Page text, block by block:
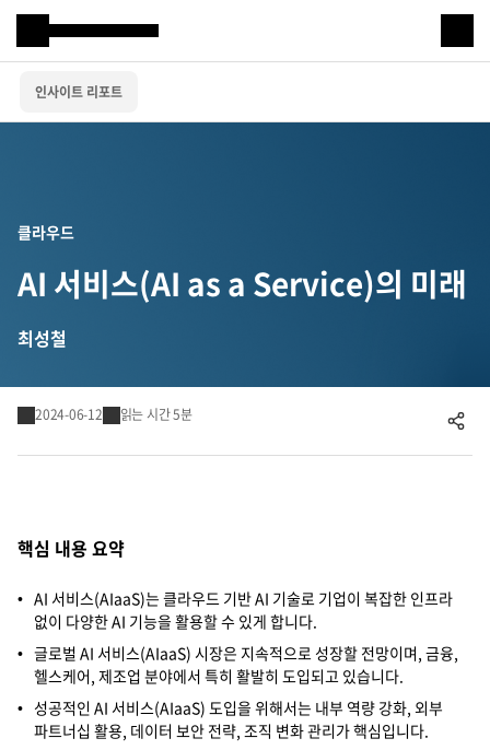
Samsung SDS
인사이트 리포트
IT서비스
디지털 혁신
Cello Square
디지털 물류 서비스
인사이트
인사이트 리포트
고객사례
클라우드
AI 서비스(AI as a Service)의 미래
최성철
2024-06-12
읽는 시간 5분
공유하기
핵심 내용 요약
AI 서비스(AIaaS)는 클라우드 기반 AI 기술로 기업이 복잡한 인프라
없이 다양한 AI 기능을 활용할 수 있게 합니다.
글로벌 AI 서비스(AIaaS) 시장은 지속적으로 성장할 전망이며, 금융,
헬스케어, 제조업 분야에서 특히 활발히 도입되고 있습니다.
성공적인 AI 서비스(AIaaS) 도입을 위해서는 내부 역량 강화, 외부
파트너십 활용, 데이터 보안 전략, 조직 변화 관리가 핵심입니다.